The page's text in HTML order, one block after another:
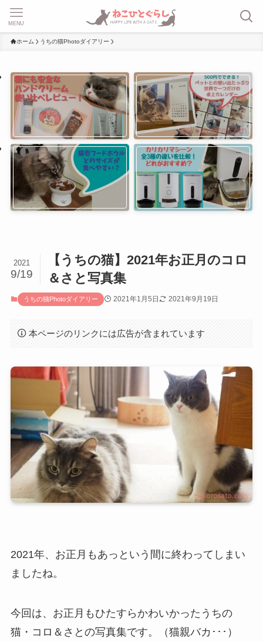
MENU
ホーム うちの猫Photoダイアリー
【うちの猫】2021年お正月のコロ
＆さと写真集
2021
9/19
うちの猫Photoダイアリー 2021年1月5日 2021年9月19日
本ページのリンクには広告が含まれています
2021年、お正月もあっという間に終わってしまい
ましたね。
今回は、お正月もひたすらかわいかったうちの
猫・コロ＆さとの写真集です。（猫親バカ･･･）